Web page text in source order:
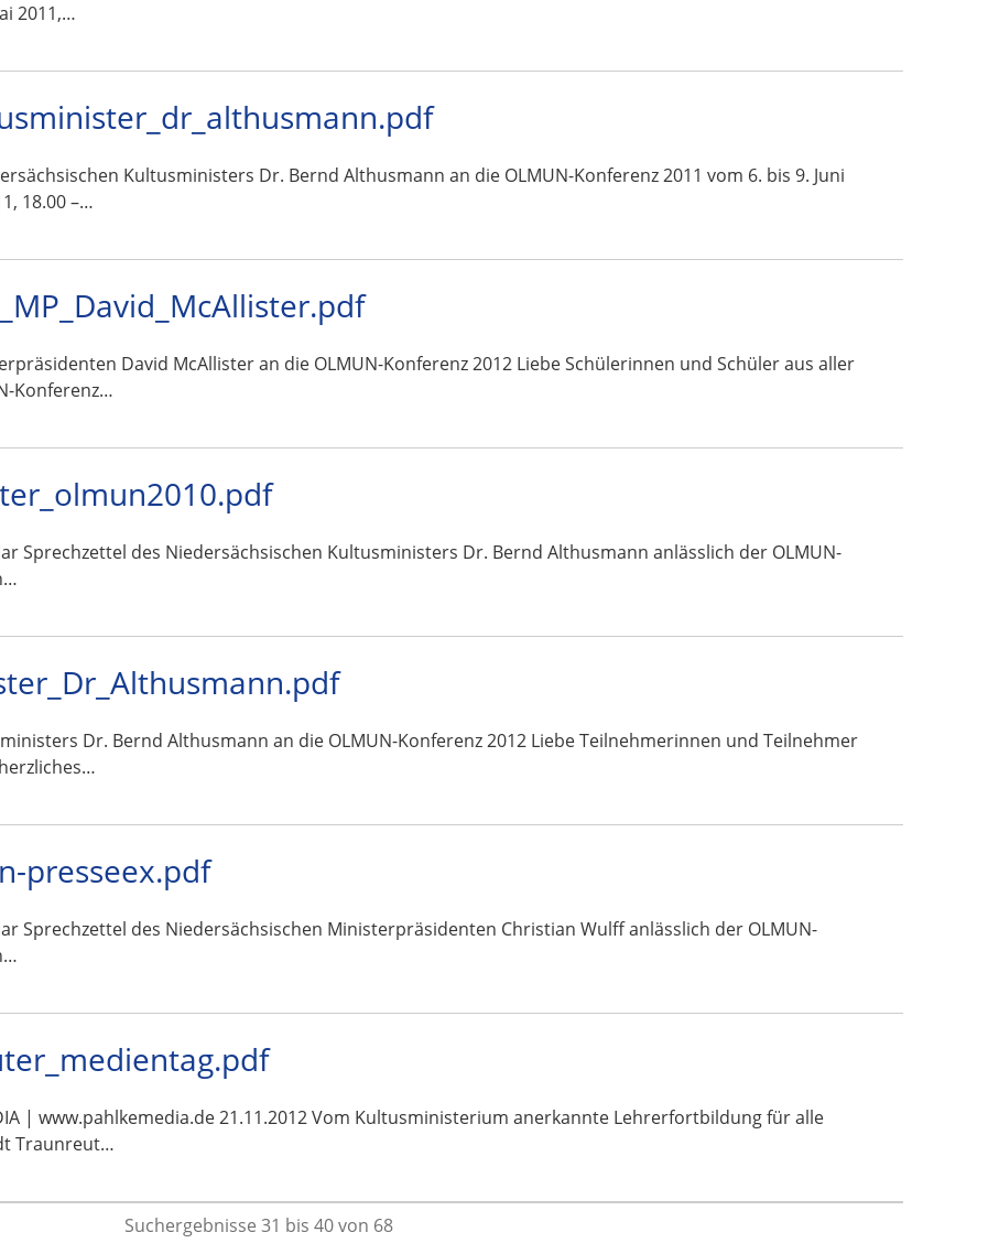
2011,…
Kultusministers Dr. Bernd Althusmann an die OLMUN-Konferenz 2011 vom 6. bis 9. Juni
18.00 –…
David McAllister an die OLMUN-Konferenz 2012 Liebe Schülerinnen und Schüler aus aller
Konferenz…
Sprechzettel des Niedersächsischen Kultusministers Dr. Bernd Althusmann anlässlich der OLMUN-
Dr. Bernd Althusmann an die OLMUN-Konferenz 2012 Liebe Teilnehmerinnen und Teilnehmer
presseex.pdf
Sprechzettel des Niedersächsischen Ministerpräsidenten Christian Wulff anlässlich der OLMUN-
| www.pahlkemedia.de 21.11.2012 Vom Kultusministerium anerkannte Lehrerfortbildung für alle
Traunreut…
Suchergebnisse 31 bis 40 von 68